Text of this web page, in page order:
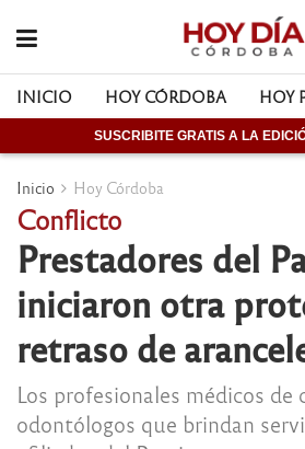
INICIO HOY CÓRDOBA HOY
SUSCRIBITE GRATIS A LA
Inicio Hoy Córdoba
Conflicto
Prestadores del
iniciaron otra
retraso de
Los profesionales médicos de
odontólogos que brindan